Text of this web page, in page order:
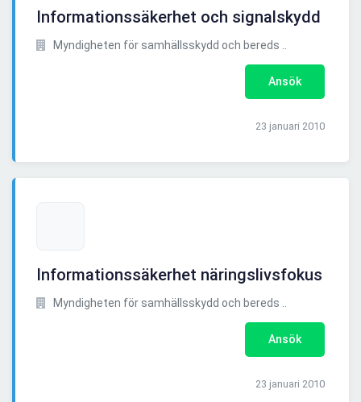
Informationssäkerhet och signalskydd
Myndigheten för samhällsskydd och bereds ..
Ansök
23 januari 2010
Informationssäkerhet näringslivsfokus
Myndigheten för samhällsskydd och bereds ..
Ansök
23 januari 2010